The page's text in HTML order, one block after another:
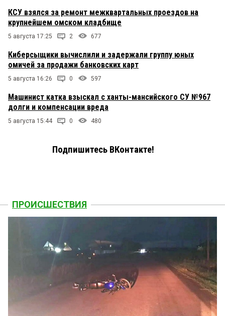
КСУ взялся за ремонт межквартальных проездов на
крупнейшем омском кладбище
5 августа 17:25 2 677
Киберсыщики вычислили и задержали группу юных
омичей за продажи банковских карт
5 августа 16:26 0 597
Машинист катка взыскал с ханты-мансийского СУ №967
долги и компенсации вреда
5 августа 15:44 0 480
Подпишитесь ВКонтакте!
ПРОИСШЕСТВИЯ